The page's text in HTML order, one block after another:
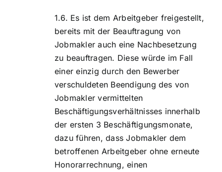
Es ist dem Arbeitgeber freigestellt,
bereits mit der Beauftragung von
Jobmakler auch eine Nachbesetzung
zu beauftragen. Diese würde im Fall
einer einzig durch den Bewerber
verschuldeten Beendigung des von
Jobmakler vermittelten
Beschäftigungsverhältnisses innerhalb
der ersten 3 Beschäftigungsmonate,
dazu führen, dass Jobmakler dem
betroffenen Arbeitgeber ohne erneute
Honorarrechnung, einen